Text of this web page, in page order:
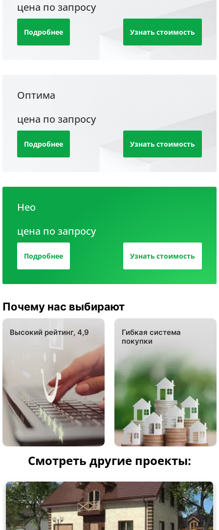
цена по запросу
Подробнее Узнать стоимость
Оптима
цена по запросу
Подробнее Узнать стоимость
Нео
цена по запросу
Подробнее Узнать стоимость
Почему нас выбирают
Высокий рейтинг, 4,9
Гибкая система
покупки
Смотреть другие проекты: